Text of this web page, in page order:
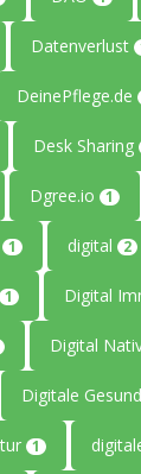
Datenverlust
DeinePflege.de
Desk Sharing
Dgree.io 1
1 digital 2
1 Digital
Digital
Digitale
1